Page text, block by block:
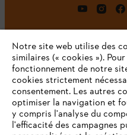
L'Entreprise
Notre site web utilise des
similaires (« cookies »).
fonctionnement de notre
cookies strictement
consentement. Les autres
optimiser la navigation et
y compris l'analyse du
l'efficacité des campagnes